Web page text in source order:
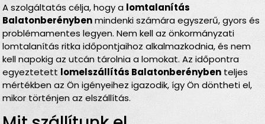
A szolgáltatás célja, hogy a lomtalanítás
Balatonberénybenmindenki számára egyszerű, gyors és
problémamentes legyen. Nem kell az önkormányzati
lomtalanítás ritka időpontjaihoz alkalmazkodnia, és nem
kell napokig az utcán tárolnia a lomokat. Az időpontra
egyeztetett lomelszállítás Balatonberényben teljes
mértékben az Ön igényeihez igazodik, így Ön döntheti el,
mikor történjen az elszállítás.